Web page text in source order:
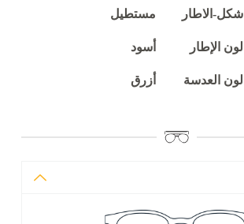
شكل-الاطار مستطيل
لون الإطار أسود
لون العدسة أزرق